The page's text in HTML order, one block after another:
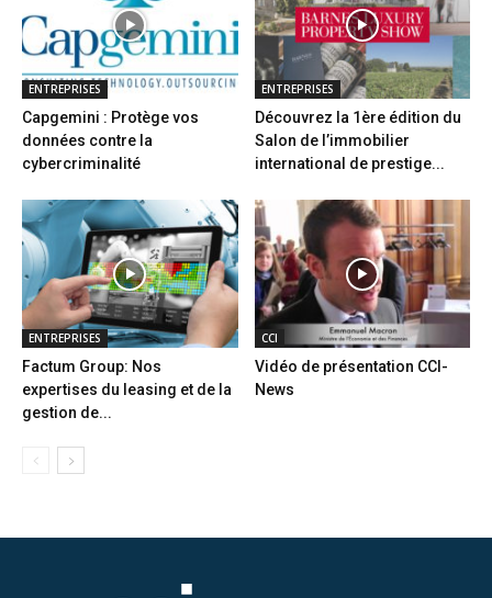
ENTREPRISES
Capgemini : Protège vos
données contre la
cybercriminalité
ENTREPRISES
Découvrez la 1ère édition du
Salon de l’immobilier
international de prestige...
ENTREPRISES
Factum Group: Nos
expertises du leasing et de la
gestion de...
CCI
Vidéo de présentation CCI-
News